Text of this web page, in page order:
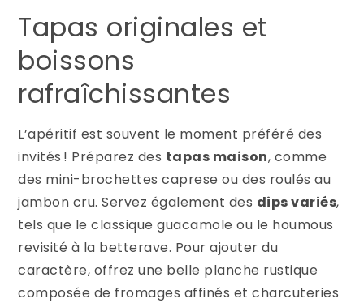
Tapas originales et
boissons
rafraîchissantes
L’apéritif est souvent le moment préféré des
invités ! Préparez des tapas maison, comme
des mini-brochettes caprese ou des roulés au
jambon cru. Servez également des dips variés,
tels que le classique guacamole ou le houmous
revisité à la betterave. Pour ajouter du
caractère, offrez une belle planche rustique
composée de fromages affinés et charcuteries